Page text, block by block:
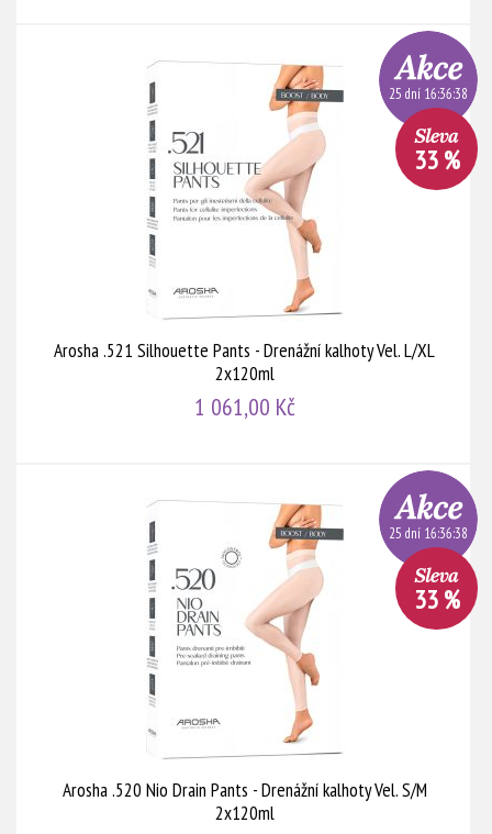
Arosha .521 Silhouette Pants - Drenážní kalhoty Vel. L/XL
2x120ml
1 061,00 Kč
25 dní 16:36:38
33 %
Arosha .520 Nio Drain Pants - Drenážní kalhoty Vel. S/M
2x120ml
25 dní 16:36:38
33 %